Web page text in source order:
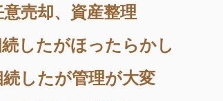
売却、資産整理
したがほったらかし
したが管理が大変